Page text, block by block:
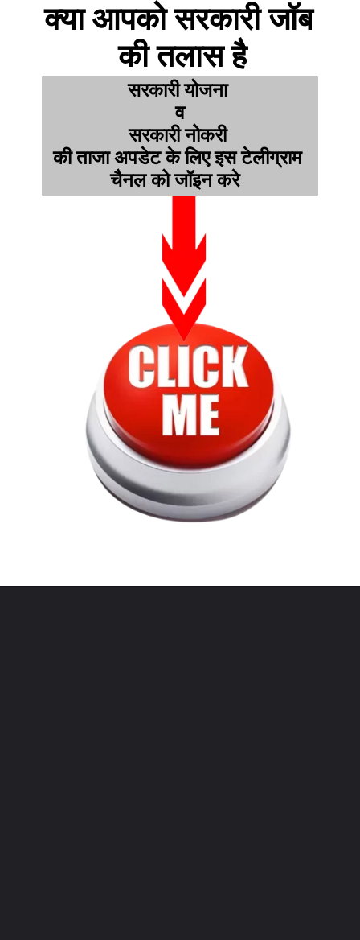
सरकारी योजना
व
सरकारी नोकरी
की ताजा अपडेट के लिए इस टेलीग्राम
चैनल को जॉइन करे
क्या आपको सरकारी जॉब
की तलास है